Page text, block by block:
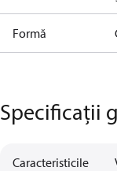
Formă
Specificații
Caracteristicile